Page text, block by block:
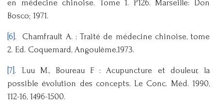
en médecine chinoise. Tome 1. P126. Marseille: Don
Bosco; 1971.
[6] . Chamfrault A. : Traité de médecine chinoise, tome
2. Ed. Coquemard, Angoulème,1973.
[7] . Luu M., Boureau F. : Acupuncture et douleur, la
possible évolution des concepts. Le Conc. Méd. 1990,
112-16, 1496-1500.